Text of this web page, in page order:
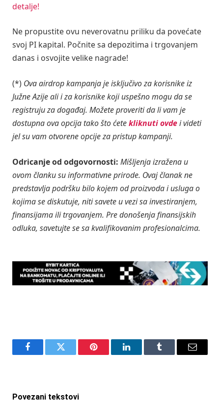
detalje!
Ne propustite ovu neverovatnu priliku da povećate
svoj PI kapital. Počnite sa depozitima i trgovanjem
danas i osvojite velike nagrade!
(*) Ova airdrop kampanja je isključivo za korisnike iz
Južne Azije ali i za korisnike koji uspešno mogu da se
registruju za događaj. Možete proveriti da li vam je
dostupna ova opcija tako što ćetekliknuti ovdei videti
jel su vam otvorene opcije za pristup kampanji.
Odricanje od odgovornosti: Mišljenja izražena u
ovom članku su informativne prirode. Ovaj članak ne
predstavlja podršku bilo kojem od proizvoda i usluga o
kojima se diskutuje, niti savete u vezi sa investiranjem,
finansijama ili trgovanjem. Pre donošenja finansijskih
odluka, savetujte se sa kvalifikovanim profesionalcima.
FacebookTwitter Pinterest LinkedInTumblr Email
Povezani tekstovi